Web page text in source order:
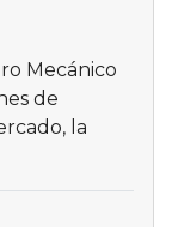
Mecánico
de
la